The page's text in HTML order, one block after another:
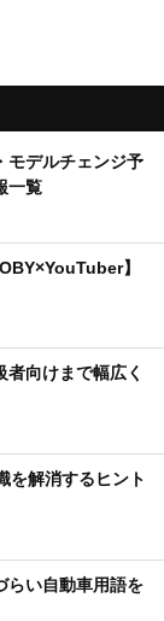
モデルチェンジ予
一覧
】
者向けまで幅広く
を解消するヒント
らい自動車用語を